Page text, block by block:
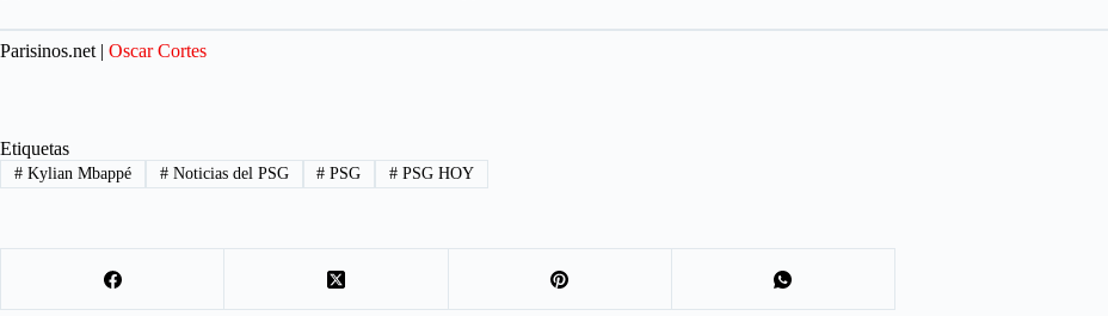
Parisinos.net | Oscar Cortes
Etiquetas
#Kylian Mbappé #Noticias del PSG # PSG # PSG HOY